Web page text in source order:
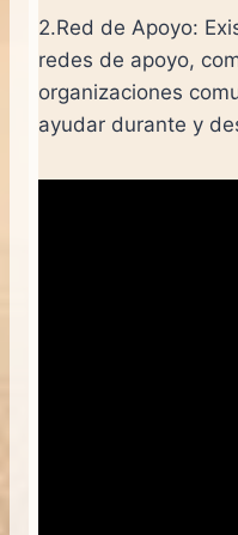
2.Red de Apoyo:
redes de apoyo,
organizaciones
ayudar durante y